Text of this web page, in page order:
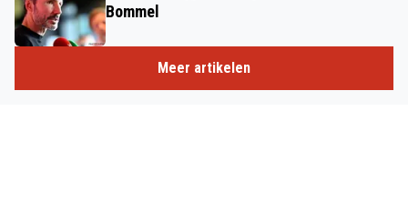
Bommel
Meer artikelen